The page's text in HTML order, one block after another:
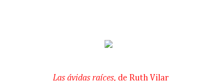
Las ávidas raíces, de Ruth Vilar